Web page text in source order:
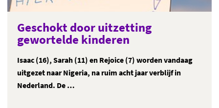
Geschokt door uitzetting
gewortelde kinderen
Isaac (16), Sarah (11) en Rejoice (7) worden vandaag
uitgezet naar Nigeria, na ruim acht jaar verblijf in
Nederland. De …